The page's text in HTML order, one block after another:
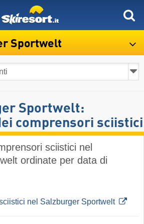
Sportwelt
Sportwelt:
comprensori sciistici
sciistici nel
ordinate per data di
nel Salzburger Sportwelt